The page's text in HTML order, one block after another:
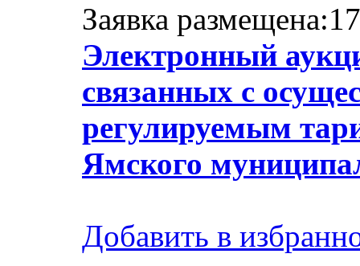
Заявка
Электронный
связанных с
регулируемым
Ямского
Добавить в